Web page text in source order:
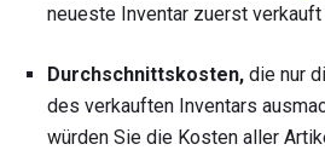
neueste Inventar zuerst verkauft
Durchschnittskosten, die nur
des verkauften Inventars
würden Sie die Kosten aller